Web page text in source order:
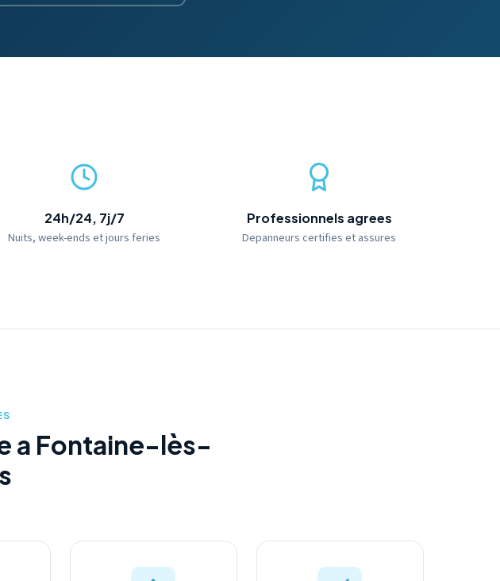
24h/24, 7j/7
Nuits, week-ends et jours feries
Professionnels agrees
Depanneurs certifies et assures
a Fontaine-lès-